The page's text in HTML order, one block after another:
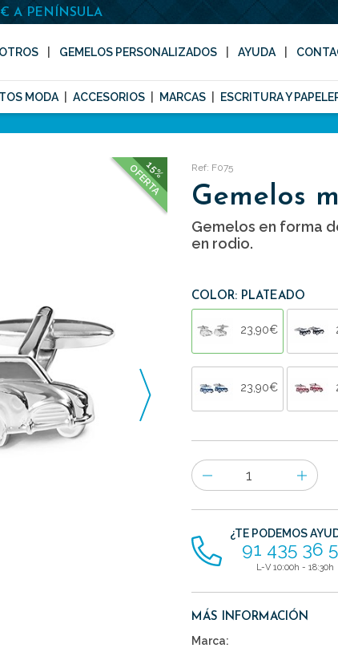
A PENÍNSULA
GEMELOS PERSONALIZADOS AYUDA
MODA ACCESORIOS MARCAS ESCRITURA Y
15%
OFERTA Ref: F075
Gemelos
Gemelos en forma
en rodio.
COLOR: PLATEADO
23,90€
23,90€
Número
de
artículos
¿TE PODEMOS
91 435 36
L-V 10:00h - 18:30h
MÁS INFORMACIÓN
Marca: